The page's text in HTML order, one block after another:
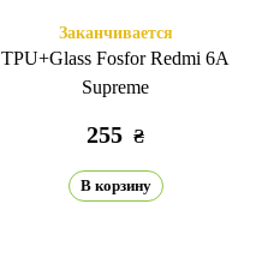
Заканчивается
TPU+Glass Fosfor Redmi 6A
Supreme
255 ₴
В корзину